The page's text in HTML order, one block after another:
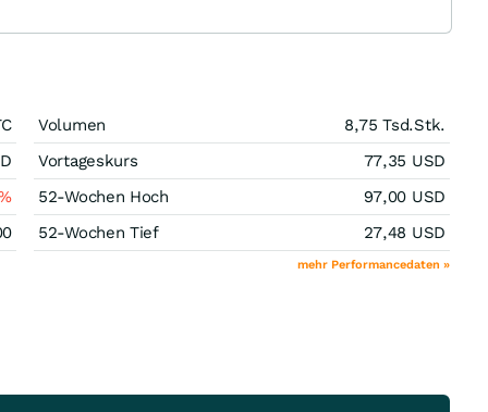
Volumen 8,75 Tsd.Stk.
Vortageskurs
77,35 USD
52-Wochen Hoch
97,00 USD
52-Wochen Tief
27,48 USD
mehr Performancedaten »